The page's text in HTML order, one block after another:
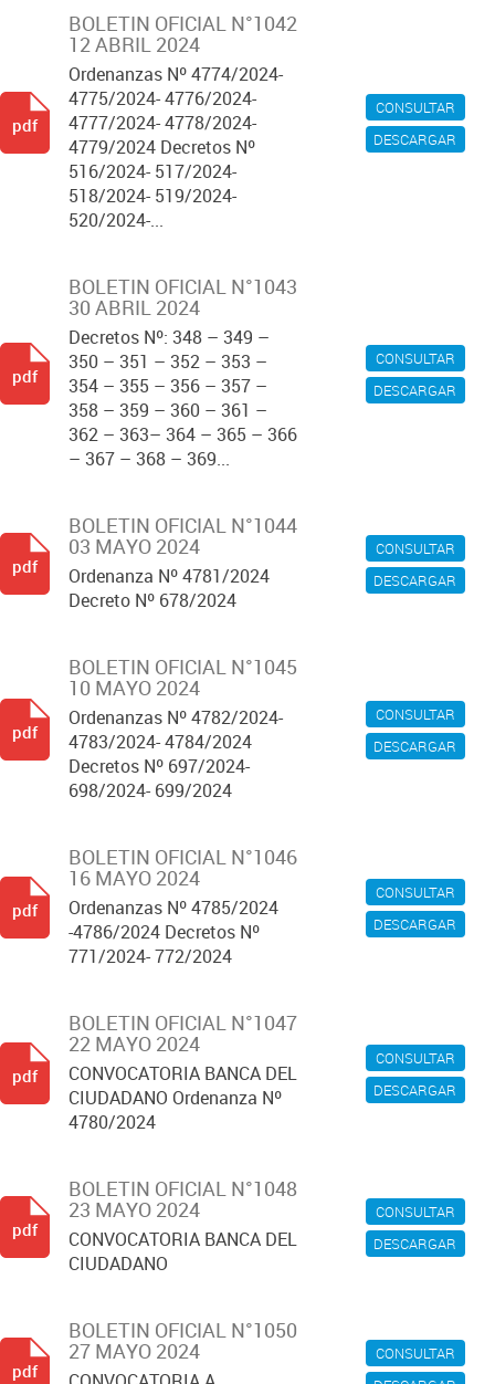
CONSULTAR
DESCARGAR
BOLETIN OFICIAL N°1042
12 ABRIL 2024
Ordenanzas Nº 4774/2024-
4775/2024- 4776/2024-
4777/2024- 4778/2024-
4779/2024 Decretos Nº
516/2024- 517/2024-
518/2024- 519/2024-
520/2024-...
pdf
CONSULTAR
DESCARGAR
BOLETIN OFICIAL N°1043
30 ABRIL 2024
Decretos Nº: 348 – 349 –
350 – 351 – 352 – 353 –
354 – 355 – 356 – 357 –
358 – 359 – 360 – 361 –
362 – 363– 364 – 365 – 366
– 367 – 368 – 369...
pdf
CONSULTAR
DESCARGAR
BOLETIN OFICIAL N°1044
03 MAYO 2024
Ordenanza Nº 4781/2024
Decreto Nº 678/2024
pdf
CONSULTAR
DESCARGAR
BOLETIN OFICIAL N°1045
10 MAYO 2024
Ordenanzas Nº 4782/2024-
4783/2024- 4784/2024
Decretos Nº 697/2024-
698/2024- 699/2024
pdf
CONSULTAR
DESCARGAR
BOLETIN OFICIAL N°1046
16 MAYO 2024
Ordenanzas Nº 4785/2024
-4786/2024 Decretos Nº
771/2024- 772/2024
pdf
CONSULTAR
DESCARGAR
BOLETIN OFICIAL N°1047
22 MAYO 2024
CONVOCATORIA BANCA DEL
CIUDADANO Ordenanza Nº
4780/2024
pdf
CONSULTAR
DESCARGAR
BOLETIN OFICIAL N°1048
23 MAYO 2024
CONVOCATORIA BANCA DEL
CIUDADANO
pdf
CONSULTAR
BOLETIN OFICIAL N°1050
27 MAYO 2024
pdf